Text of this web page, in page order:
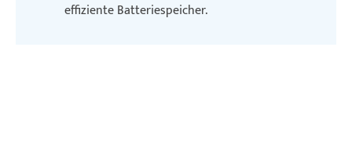
effiziente Batteriespeicher.